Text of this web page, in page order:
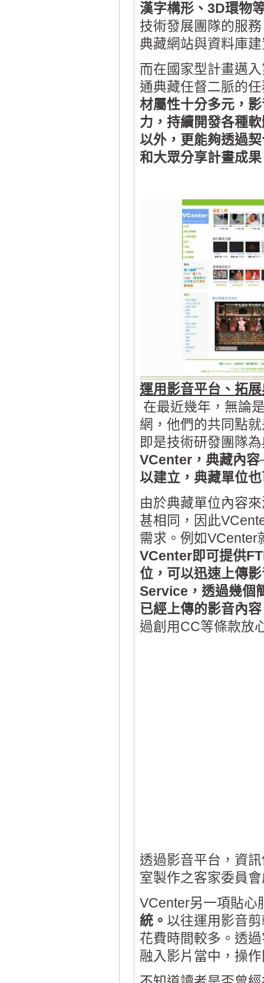
漢字構形、3D環物
技術發展團隊的服
典藏網站與資料庫
而在國家型計畫邁
通典藏任督二脈的
材屬性十分多元，
力，持續開發各種
以外，更能夠透過
和大眾分享計畫成
運用影音平台、拓
在最近幾年，無論
網，他們的共同點
即是技術研發團隊
VCenter，典藏內
以建立，典藏單位
由於典藏單位內容
甚相同，因此
需求。例如VCenter
VCenter即可提供
位，可以迅速上傳
Service，透過幾個
已經上傳的影音內
過創用CC等條款放
透過影音平台，資
室製作之客家委員
VCenter另一項貼心
統。 以往運用影音
花費時間較多。透
融入影片當中，操